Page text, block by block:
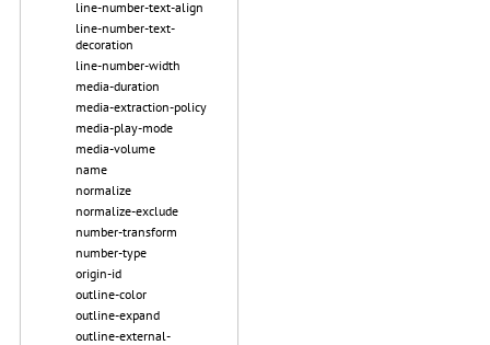
line-number-text-align
line-number-text-
decoration
line-number-width
media-duration
media-extraction-policy
media-play-mode
media-volume
name
normalize
normalize-exclude
number-transform
number-type
origin-id
outline-color
outline-expand
outline-external-